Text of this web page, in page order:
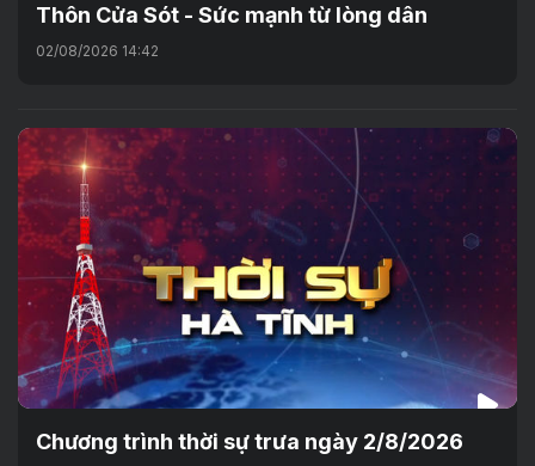
Thôn Cửa Sót - Sức mạnh từ lòng dân
02/08/2026 14:42
Chương trình thời sự trưa ngày 2/8/2026